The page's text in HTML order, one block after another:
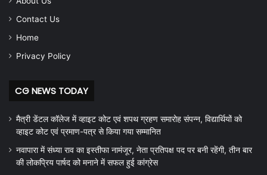
Contact Us
Home
Privacy Policy
CG NEWS TODAY
मैत्री डेंटल कॉलेज में व्हाइट कोट एवं शपथ ग्रहण समारोह संपन्न, विद्यार्थियों को
व्हाइट कोट एवं प्रमाण-पत्र से किया गया सम्मानित
नवापारा में संध्या राव का इस्तीफा नामंजूर, नेता प्रतिपक्ष पद पर बनी रहेंगी, तीन बार
की लोकप्रिय पार्षद को मनाने में सफल हुई कांग्रेस